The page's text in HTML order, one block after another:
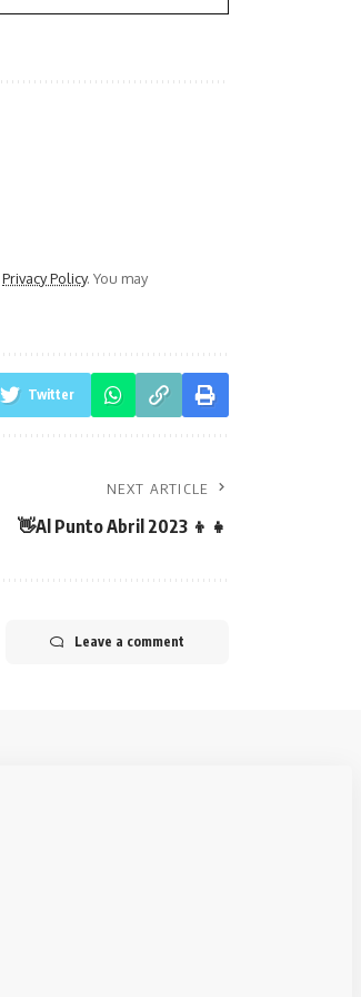
Privacy Policy. You may
Twitter
NEXT ARTICLE
👋Al Punto Abril 2023 👦 👧
Leave a comment